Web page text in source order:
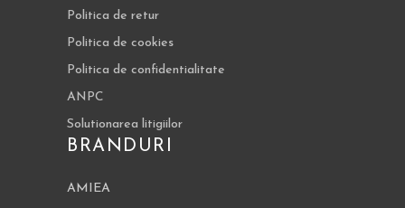
Politica de retur
Politica de cookies
Politica de confidentialitate
ANPC
Solutionarea litigiilor
BRANDURI
AMIEA